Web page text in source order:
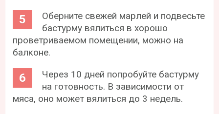
Оберните свежей марлей и подвесьте
бастурму вялиться в хорошо
проветриваемом помещении, можно на
балконе.
Через 10 дней попробуйте бастурму
на готовность. В зависимости от
мяса, оно может вялиться до 3 недель.